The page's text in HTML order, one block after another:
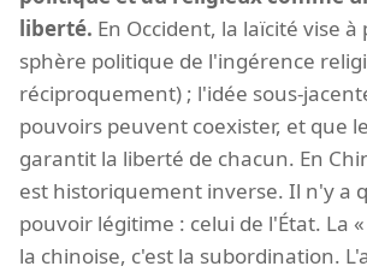
liberté. En Occident, la laïcité vise
sphère politique de l'ingérence
réciproquement) ; l'idée sous-
pouvoirs peuvent coexister, et que
garantit la liberté de chacun. En
est historiquement inverse. Il n'y a
pouvoir légitime : celui de l'État. La
la chinoise, c'est la subordination.